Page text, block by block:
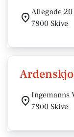
Allegade
7800 Skive
Ingemanns
7800 Skive